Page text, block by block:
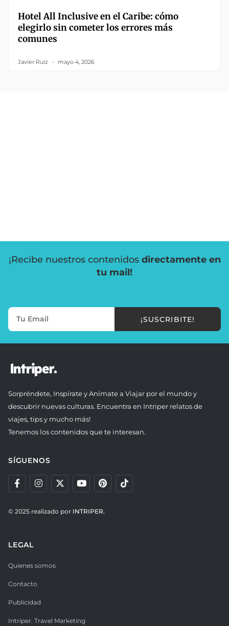
Hotel All Inclusive en el Caribe: cómo
elegirlo sin cometer los errores más
comunes
Javier Ruiz mayo 4, 2026
¡Recibe nuestros contenidos directamente en
tu mail!
¡SUSCRIBITE!
Sorpréndete, Inspírate y Anímate a Viajar por el mundo y
descubrir nuevas culturas. Encuentra en Intriper relatos de
viajes, tips y mucho más!
Tenemos los contenidos que te interesan.
SÍGUENOS
© 2025 realizado por INTRIPER.
LEGAL
Quienes somos
Contacto
Publicidad
Intriper. Travel Marketing